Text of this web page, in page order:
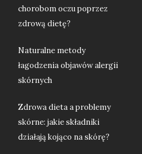
chorobom oczu poprzez
zdrową dietę?
Naturalne metody
łagodzenia objawów alergii
skórnych
Zdrowa dieta a problemy
skórne: jakie składniki
działają kojąco na skórę?